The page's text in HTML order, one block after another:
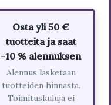
Osta yli 50 €
tuotteita ja saat
-10 % alennuksen
Alennus lasketaan
tuotteiden hinnasta.
Toimituskuluja ei